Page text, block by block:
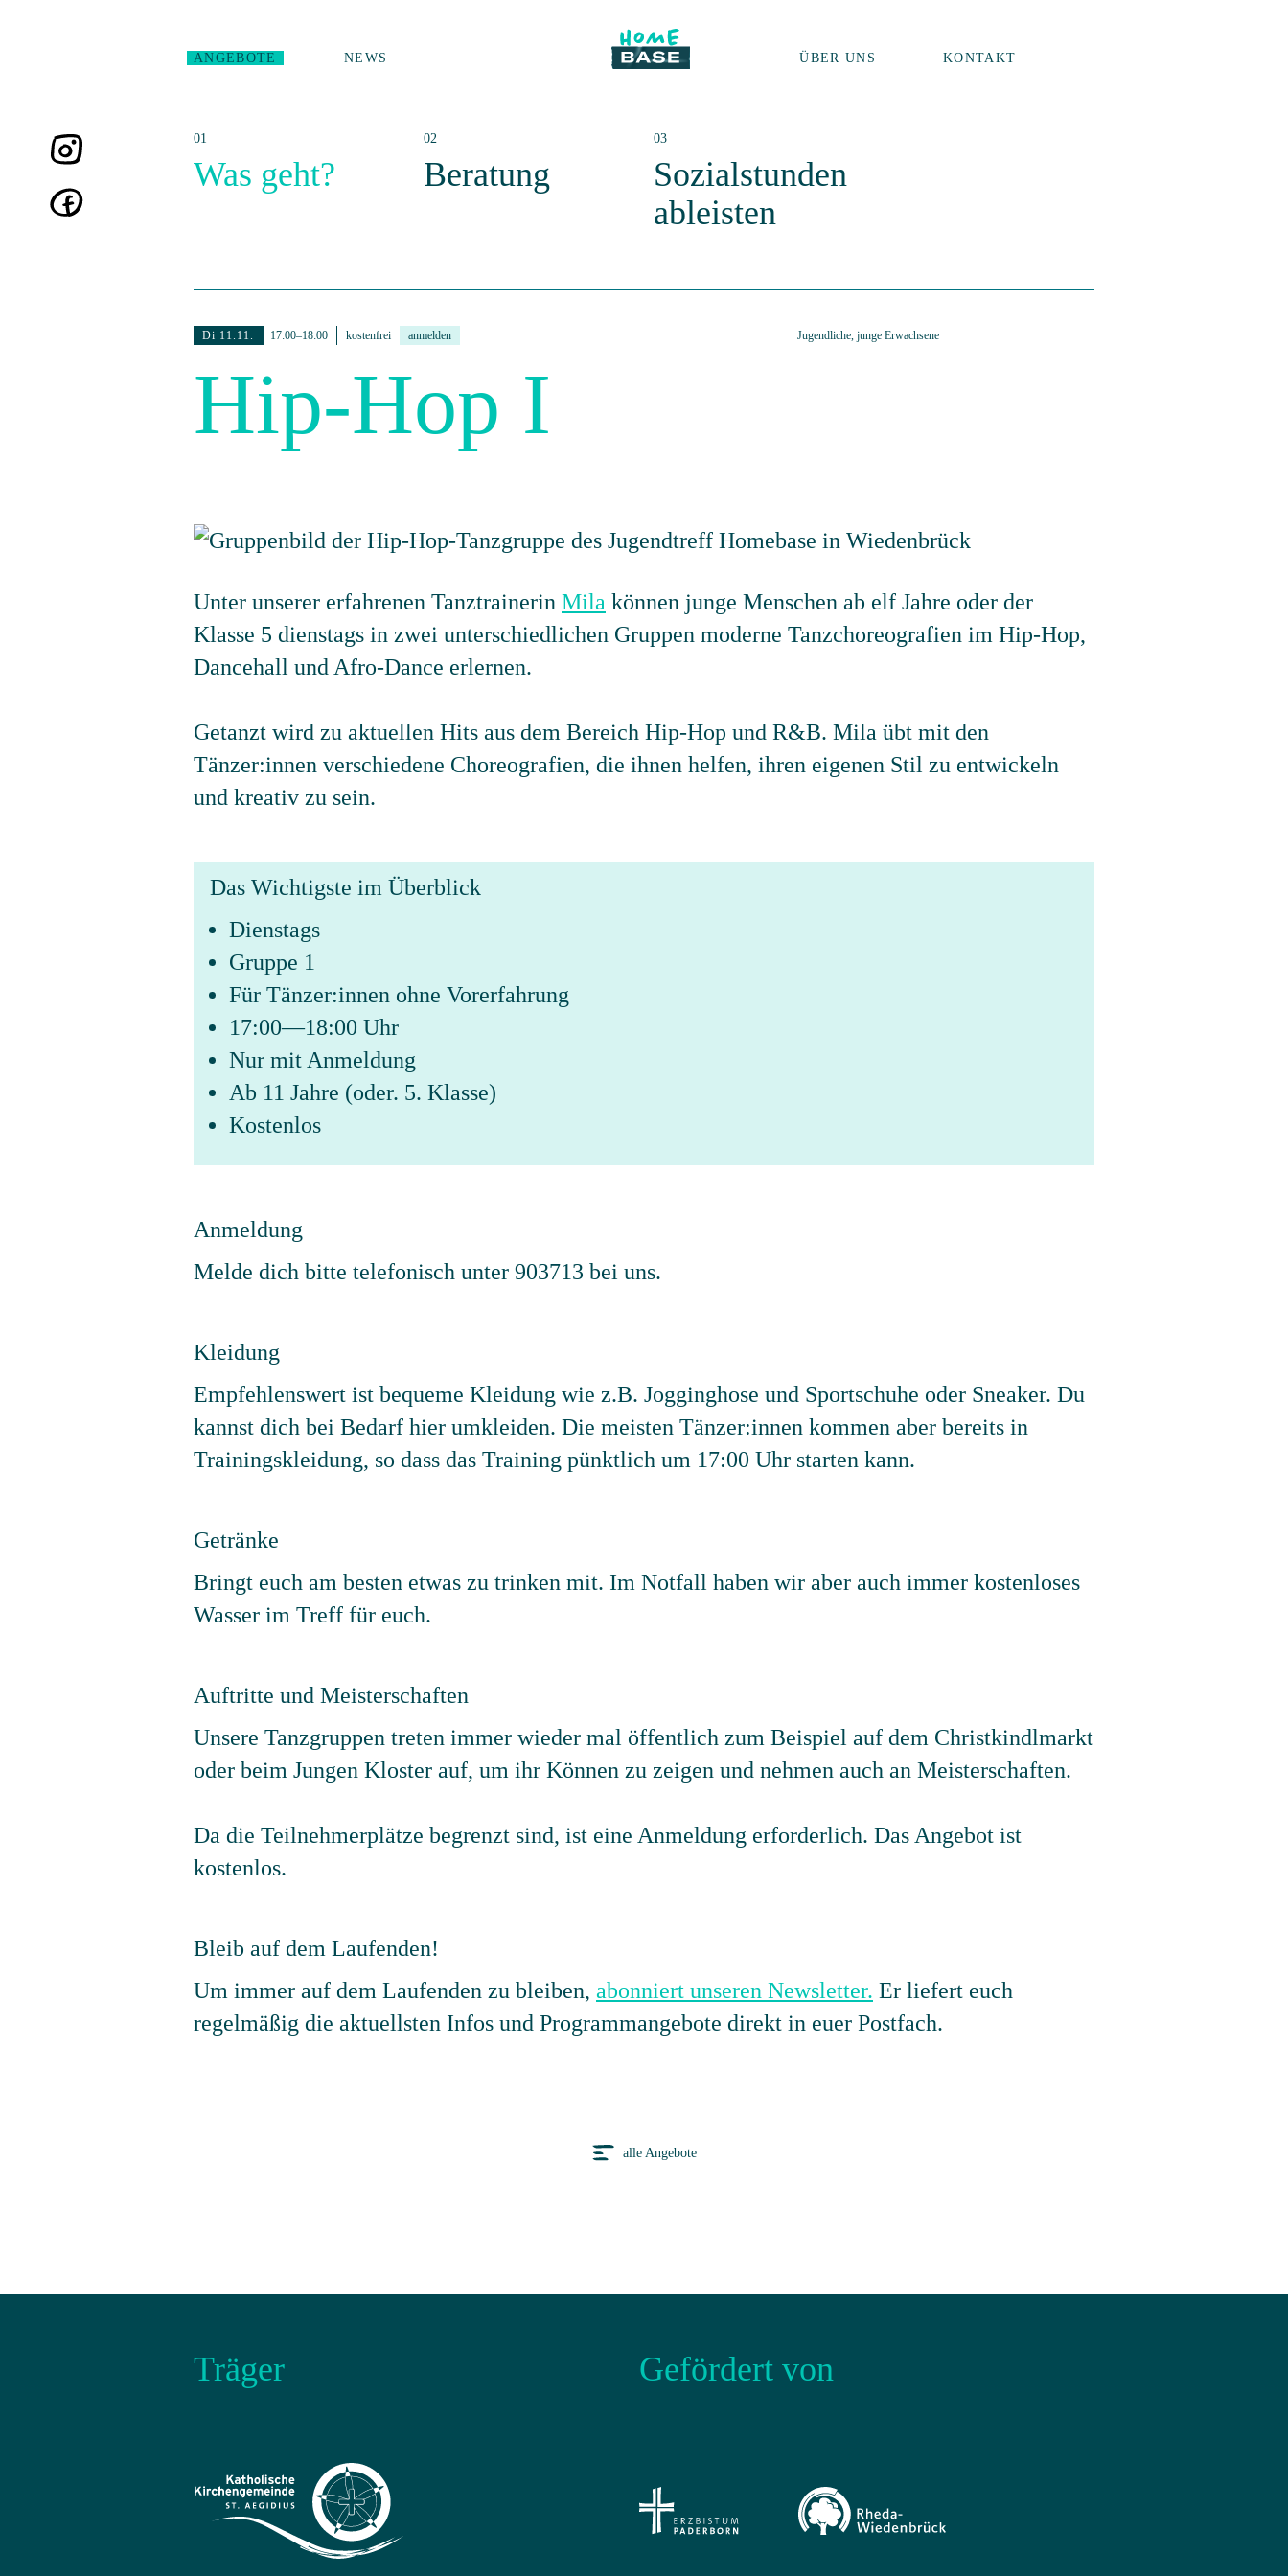
ANGEBOTE NEWS ÜBER UNS KONTAKT
Was geht? Beratung
Sozialstunden
ableisten
Di 11.11. 17:00–18:00 kostenfrei anmelden Jugendliche, junge Erwachsene
Hip-Hop I
Unter unserer erfahrenen Tanztrainerin Mila können junge Menschen ab elf Jahre oder der
Klasse 5 dienstags in zwei unterschiedlichen Gruppen moderne Tanzchoreografien im Hip-Hop,
Dancehall und Afro-Dance erlernen.
Getanzt wird zu aktuellen Hits aus dem Bereich Hip-Hop und R&B. Mila übt mit den
Tänzer:innen verschiedene Choreografien, die ihnen helfen, ihren eigenen Stil zu entwickeln
und kreativ zu sein.
Das Wichtigste im Überblick
Dienstags
Gruppe 1
Für Tänzer:innen ohne Vorerfahrung
17:00—18:00 Uhr
Nur mit Anmeldung
Ab 11 Jahre (oder. 5. Klasse)
Kostenlos
Anmeldung
Melde dich bitte telefonisch unter 903713 bei uns.
Kleidung
Empfehlenswert ist bequeme Kleidung wie z.B. Jogginghose und Sportschuhe oder Sneaker. Du
kannst dich bei Bedarf hier umkleiden. Die meisten Tänzer:innen kommen aber bereits in
Trainingskleidung, so dass das Training pünktlich um 17:00 Uhr starten kann.
Getränke
Bringt euch am besten etwas zu trinken mit. Im Notfall haben wir aber auch immer kostenloses
Wasser im Treff für euch.
Auftritte und Meisterschaften
Unsere Tanzgruppen treten immer wieder mal öffentlich zum Beispiel auf dem Christkindlmarkt
oder beim Jungen Kloster auf, um ihr Können zu zeigen und nehmen auch an Meisterschaften.
Da die Teilnehmerplätze begrenzt sind, ist eine Anmeldung erforderlich. Das Angebot ist
kostenlos.
Bleib auf dem Laufenden!
Um immer auf dem Laufenden zu bleiben, abonniert unseren Newsletter. Er liefert euch
regelmäßig die aktuellsten Infos und Programmangebote direkt in euer Postfach.
alle Angebote
Träger Gefördert von